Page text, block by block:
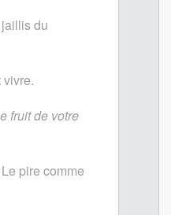
du
fruit de votre
pire comme